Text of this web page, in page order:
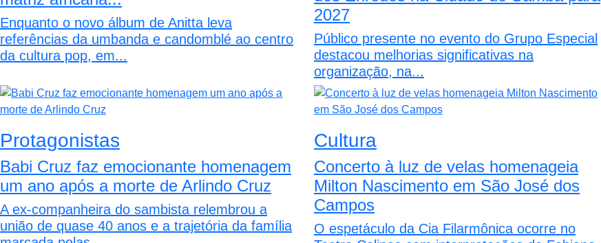
Enquanto o novo álbum de Anitta leva
referências da umbanda e candomblé ao centro
da cultura pop, em...
2027
Público presente no evento do Grupo Especial
destacou melhorias significativas na
organização, na...
Protagonistas
Babi Cruz faz emocionante homenagem
um ano após a morte de Arlindo Cruz
A ex-companheira do sambista relembrou a
união de quase 40 anos e a trajetória da família
Cultura
Concerto à luz de velas homenageia
Milton Nascimento em São José dos
Campos
O espetáculo da Cia Filarmônica ocorre no